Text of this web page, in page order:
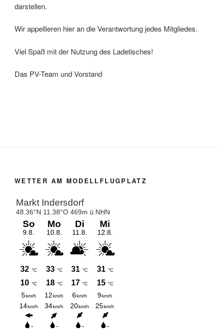
darstellen.
Wir appellieren hier an die Verantwortung jedes Mitgliedes.
Viel Spaß mit der Nutzung des Ladetisches!
Das PV-Team und Vorstand
WETTER AM MODELLFLUGPLATZ